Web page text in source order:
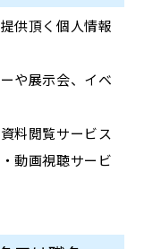
供頂く個人情報
や展示会、イベ
料閲覧サービス
動画視聴サービ